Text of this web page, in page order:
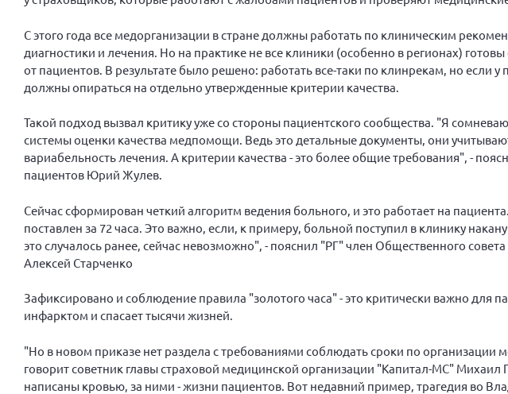
С этого года все медорганизации в стране должны работать по клиническим
диагностики и лечения. Но на практике не все клиники (особенно в регионах)
от пациентов. В результате было решено: работать все-таки по клинрекам, но если
должны опираться на отдельно утвержденные критерии качества.
Такой подход вызвал критику уже со стороны пациентского сообщества. "Я
системы оценки качества медпомощи. Ведь это детальные документы, они
вариабельность лечения. А критерии качества - это более общие требования", -
пациентов Юрий Жулев.
Сейчас сформирован четкий алгоритм ведения больного, и это работает на
поставлен за 72 часа. Это важно, если, к примеру, больной поступил в клинику
это случалось ранее, сейчас невозможно", - пояснил "РГ" член Общественного
Алексей Старченко
Зафиксировано и соблюдение правила "золотого часа" - это критически важно для
инфарктом и спасает тысячи жизней.
"Но в новом приказе нет раздела с требованиями соблюдать сроки по организации
говорит советник главы страховой медицинской организации "Капитал-МС" Михаил
написаны кровью, за ними - жизни пациентов. Вот недавний пример, трагедия во